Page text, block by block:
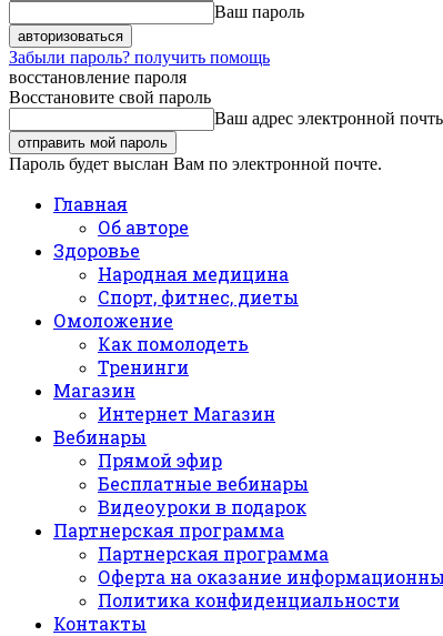
Ваш пароль
Забыли пароль? получить помощь
восстановление пароля
Восстановите свой пароль
Ваш адрес электронной
Пароль будет выслан Вам по электронной почте.
Главная
Об авторе
Здоровье
Народная медицина
Спорт, фитнес, диеты
Омоложение
Как помолодеть
Тренинги
Магазин
Интернет Магазин
Вебинары
Прямой эфир
Бесплатные вебинары
Видеоуроки в подарок
Партнерская программа
Партнерская программа
Оферта на оказание
Политика конфиденциальности
Контакты